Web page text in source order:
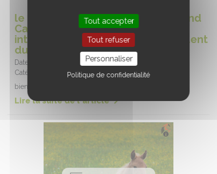
le bien-être équin , course Race and
Care, hippodrome de Chartes -
interview de Cédric Montel Président
du CERC
Date :
Catégorie :
Hippodrome
bienêtre courses
Lire la suite de l'article
Tout accepter
Tout refuser
Personnaliser
Politique de confidentialité